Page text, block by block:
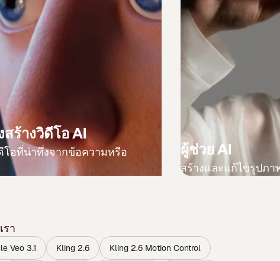
สร้างวิดีโอ AI
โอที่น่าทึ่งจากข้อความหรือ
ผู้ช่วย AI
สร้างและแก้ไขรูปภา
า
Veo 3.1 Kling 2.6 Kling 2.6 Motion Control